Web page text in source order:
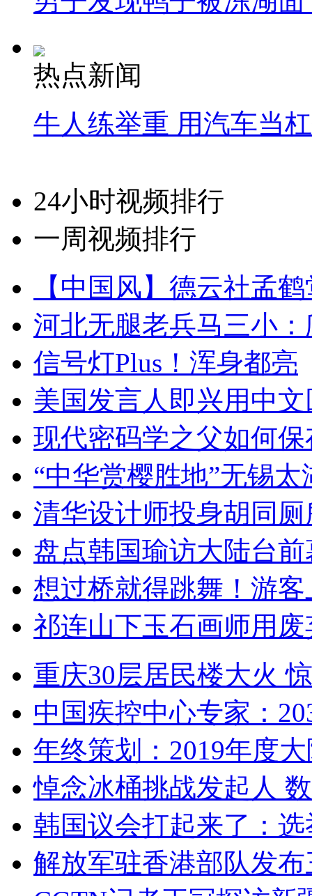
热点新闻
牛人练举重 用汽车当
24小时视频排行
一周视频排行
【中国风】德云社孟
河北无腿老兵马三小
信号灯Plus！浑身都亮
美国发言人即兴用中
现代密码学之父如何
“中华赏樱胜地”无锡
清华设计师投身胡同
盘点韩国瑜访大陆台
想过桥就得跳舞！游客
祁连山下玉石画师用
重庆30层居民楼大火
中国疾控中心专家：
年终策划：2019年度
悼念冰桶挑战发起人
韩国议会打起来了：
解放军驻香港部队发